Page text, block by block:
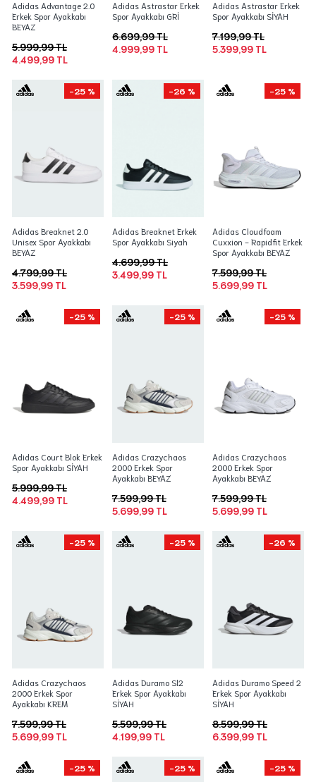
Adidas Advantage 2.0
Erkek Spor Ayakkabı
BEYAZ
4.499,99 TL
5.999,99 TL
Adidas Astrastar Erkek
Spor Ayakkabı GRİ
4.999,99 TL
6.699,99 TL
Adidas Astrastar Erkek
Spor Ayakkabı SİYAH
5.399,99 TL
7.199,99 TL
-25 %
Adidas Breaknet 2.0
Unisex Spor Ayakkabı
BEYAZ
3.599,99 TL
4.799,99 TL
-26 %
Adidas Breaknet Erkek
Spor Ayakkabı Siyah
3.499,99 TL
4.699,99 TL
-25 %
Adidas Cloudfoam
Cuxxion - Rapidfit Erkek
Spor Ayakkabı BEYAZ
5.699,99 TL
7.599,99 TL
-25 %
Adidas Court Blok Erkek
Spor Ayakkabı SİYAH
4.499,99 TL
5.999,99 TL
-25 %
Adidas Crazychaos
2000 Erkek Spor
Ayakkabı BEYAZ
5.699,99 TL
7.599,99 TL
-25 %
Adidas Crazychaos
2000 Erkek Spor
Ayakkabı BEYAZ
5.699,99 TL
7.599,99 TL
-25 %
Adidas Crazychaos
2000 Erkek Spor
Ayakkabı KREM
5.699,99 TL
7.599,99 TL
-25 %
Adidas Duramo Sl2
Erkek Spor Ayakkabı
SİYAH
4.199,99 TL
5.599,99 TL
-26 %
Adidas Duramo Speed 2
Erkek Spor Ayakkabı
SİYAH
6.399,99 TL
8.599,99 TL
-25 % -25 % -25 %